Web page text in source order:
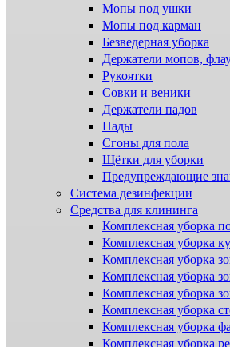
Мопы под ушки
Мопы под карман
Безведерная уборка
Держатели мопов,
Рукоятки
Совки и веники
Держатели падов
Пады
Сгоны для пола
Щётки для уборки
Предупреждающие
Система дезинфекции
Cредства для клининга
Комплексная уборка
Комплексная уборка
Комплексная уборка
Комплексная уборка
Комплексная уборка
Комплексная уборка
Комплексная уборка
Комплексная уборка